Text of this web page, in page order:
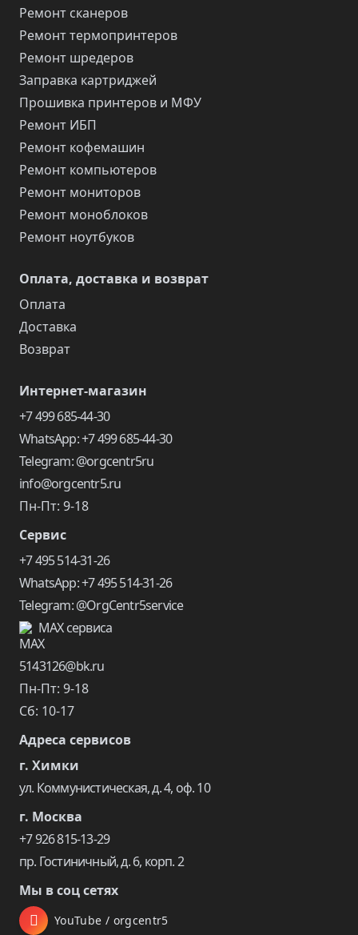
Ремонт сканеров
Ремонт термопринтеров
Ремонт шредеров
Заправка картриджей
Прошивка принтеров и МФУ
Ремонт ИБП
Ремонт кофемашин
Ремонт компьютеров
Ремонт мониторов
Ремонт моноблоков
Ремонт ноутбуков
Оплата, доставка и возврат
Оплата
Доставка
Возврат
Интернет-магазин
+7 499 685-44-30
WhatsApp: +7 499 685-44-30
Telegram: @orgcentr5ru
info@orgcentr5.ru
Пн-Пт: 9-18
Сервис
+7 495 514-31-26
WhatsApp: +7 495 514-31-26
Telegram: @OrgCentr5service
MAX сервиса
5143126@bk.ru
Пн-Пт: 9-18
Сб: 10-17
Адреса сервисов
г. Химки
ул. Коммунистическая, д. 4, оф. 10
г. Москва
+7 926 815-13-29
пр. Гостиничный, д. 6, корп. 2
Мы в соц сетях
YouTube / orgcentr5